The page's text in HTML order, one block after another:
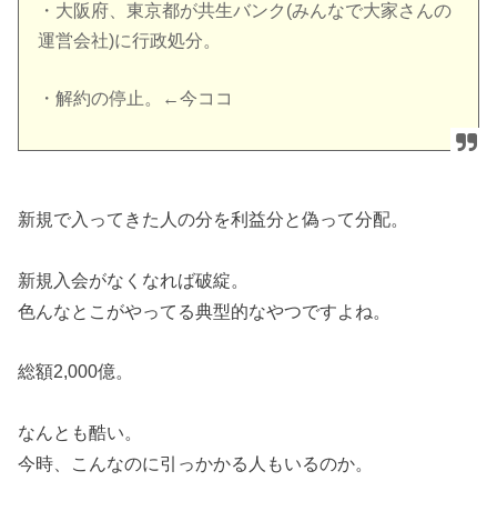
・大阪府、東京都が共生バンク(みんなで大家さんの
運営会社)に行政処分。
・解約の停止。←今ココ
新規で入ってきた人の分を利益分と偽って分配。
新規入会がなくなれば破綻。
色んなとこがやってる典型的なやつですよね。
総額2,000億。
なんとも酷い。
今時、こんなのに引っかかる人もいるのか。